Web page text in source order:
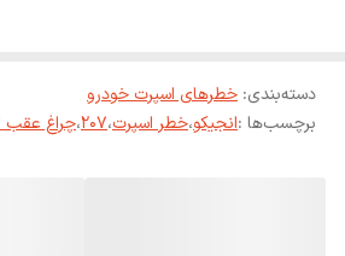
دسته‌بندی: خطرهای اسپرت خودرو
برچسب‌ها :انجیکو،خطر اسپرت،207،چراغ عقب 207